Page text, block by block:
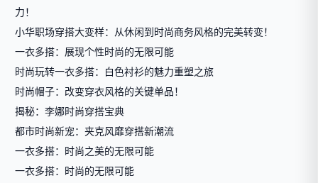
力！
小华职场穿搭大变样：从休闲到时尚商务风格的完美转变！
一衣多搭：展现个性时尚的无限可能
时尚玩转一衣多搭：白色衬衫的魅力重塑之旅
时尚帽子：改变穿衣风格的关键单品！
揭秘：李娜时尚穿搭宝典
都市时尚新宠：夹克风靡穿搭新潮流
一衣多搭：时尚之美的无限可能
一衣多搭：时尚的无限可能